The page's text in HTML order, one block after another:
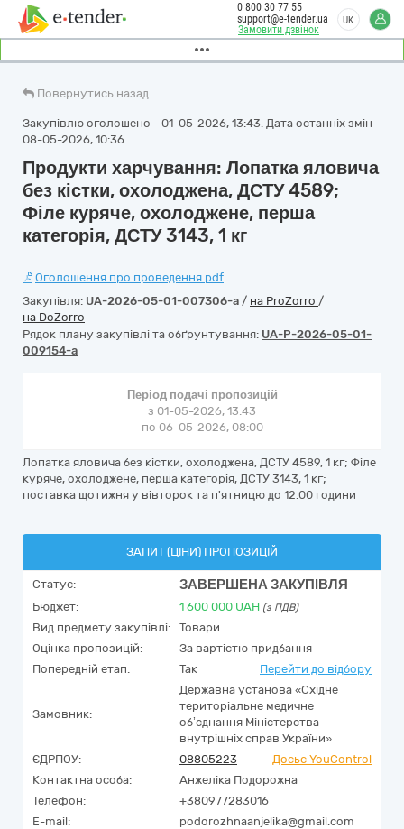
Замовити дзвінок
0 800 30 77 55
support@e-tender.ua
UK
Повернутись назад
Закупівлю оголошено - 01-05-2026, 13:43. Дата останніх змін -
08-05-2026, 10:36
Продукти харчування: Лопатка яловича
без кістки, охолоджена, ДСТУ 4589;
Філе куряче, охолоджене, перша
категорія, ДСТУ 3143, 1 кг
Оголошення про проведення.pdf
Закупівля: UA-2026-05-01-007306-a / на ProZorro /
на DoZorro
Рядок плану закупівлі та обґрунтування: UA-P-2026-05-01-
009154-a
Період подачі пропозицій
з 01-05-2026, 13:43
по 06-05-2026, 08:00
Лопатка яловича без кістки, охолоджена, ДСТУ 4589, 1 кг; Філе
куряче, охолоджене, перша категорія, ДСТУ 3143, 1 кг;
поставка щотижня у вівторок та п'ятницю до 12.00 години
ЗАПИТ (ЦІНИ) ПРОПОЗИЦІЙ
Статус: ЗАВЕРШЕНА ЗАКУПІВЛЯ
Бюджет: 1 600 000 UAH (з ПДВ)
Вид предмету закупівлі:
Товари
Оцінка пропозицій:
За вартістю придбання
Попередній етап:
Так Перейти до відбору
Замовник:
Державна установа «Східне
територіальне медичне
об’єднання Міністерства
внутрішніх справ України»
ЄДРПОУ:
08805223
Досьє YouControl
Контактна особа:
Анжеліка Подорожна
Телефон:
+380977283016
E-mail:
podorozhnaanjelika@gmail.com